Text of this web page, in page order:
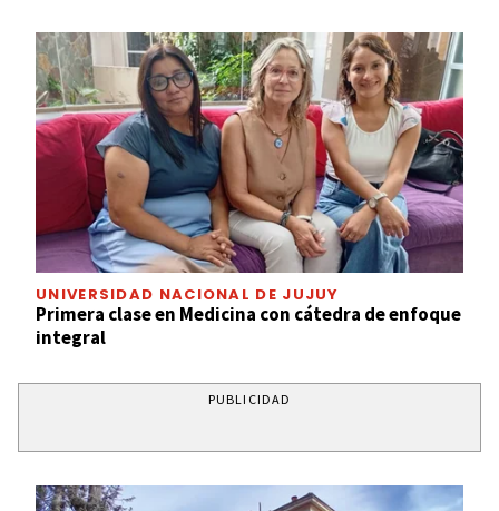
UNIVERSIDAD NACIONAL DE JUJUY
Primera clase en Medicina con cátedra de enfoque
integral
PUBLICIDAD